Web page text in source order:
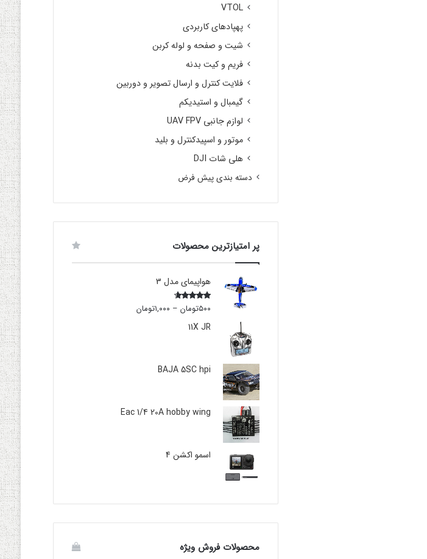
VTOL
پهپادهای کاربردی
شیت و صفحه و لوله کربن
فریم و کیت بدنه
فلایت کنترل و ارسال تصویر و دوربین
گیمبال و استیدیکم
لوازم جانبی UAV FPV
موتور و اسپیدکنترل و بلید
هلی شات DJI
دسته بندی پیش فرض
پر امتیازترین محصولات
هواپیمای مدل 3
Rated
4.00
of 5
۵۰۰تومان – ۱,۰۰۰تومان
11X JR
BAJA 5SC hpi
Eac 1/4 20A hobby wing
اسمو اکشن 4
محصولات فروش ویژه